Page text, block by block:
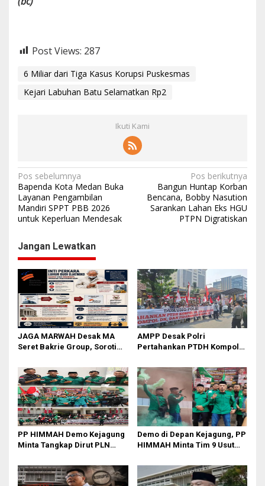
Post Views: 287
6 Miliar dari Tiga Kasus Korupsi Puskesmas
Kejari Labuhan Batu Selamatkan Rp2
Ikuti Kami
N
a
v
g
a
s
i
p
o
s
Pos sebelumnya
Bapenda Kota Medan Buka
Layanan Pengambilan
Mandiri SPPT PBB 2026
untuk Keperluan Mendesak
Pos berikutnya
Bangun Huntap Korban
Bencana, Bobby Nasution
Sarankan Lahan Eks HGU
PTPN Digratiskan
Jangan Lewatkan
JAGA MARWAH Desak MA
Seret Bakrie Group, Soroti
PET
AMPP Desak Polri
Pertahankan PTDH Kompol
PP HIMMAH Demo Kejagung
Minta Tangkap Dirut PLN
Demo di Depan Kejagung, PP
HIMMAH Minta Tim 9 Usut
Kasus Febrie Adriansyah